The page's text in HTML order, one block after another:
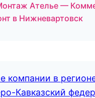
Ателье —
в Нижневартовск
компании в
Кавказский